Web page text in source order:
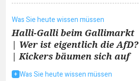
Was Sie heute wissen müssen
Halli-Galli beim Gallimarkt
| Wer ist eigentlich die AfD?
| Kickers bäumen sich auf
Was Sie heute wissen müssen